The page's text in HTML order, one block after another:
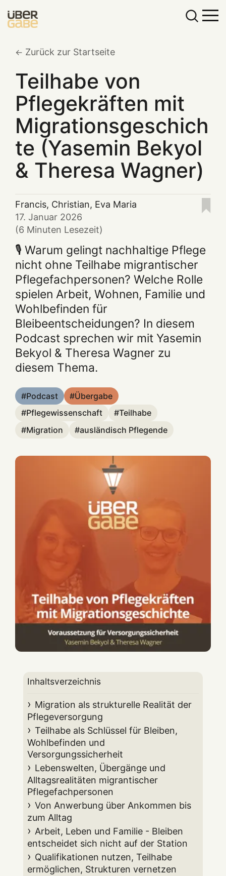
Zurück zur Startseite
Teilhabe von
Pflegekräften mit
Migrationsgeschich
te (Yasemin Bekyol
& Theresa Wagner)
Francis, Christian, Eva Maria
17. Januar 2026
(6 Minuten Lesezeit)
🎙️ Warum gelingt nachhaltige Pflege
nicht ohne Teilhabe migrantischer
Pflegefachpersonen? Welche Rolle
spielen Arbeit, Wohnen, Familie und
Wohlbefinden für
Bleibeentscheidungen? In diesem
Podcast sprechen wir mit Yasemin
Bekyol & Theresa Wagner zu
diesem Thema.
Podcast
Übergabe
Pflegewissenschaft
Teilhabe
Migration
ausländisch Pflegende
Inhaltsverzeichnis
Migration als strukturelle Realität der
Pflegeversorgung
Teilhabe als Schlüssel für Bleiben,
Wohlbefinden und
Versorgungssicherheit
Lebenswelten, Übergänge und
Alltagsrealitäten migrantischer
Pflegefachpersonen
Von Anwerbung über Ankommen bis
zum Alltag
Arbeit, Leben und Familie - Bleiben
entscheidet sich nicht auf der Station
Qualifikationen nutzen, Teilhabe
ermöglichen, Strukturen vernetzen